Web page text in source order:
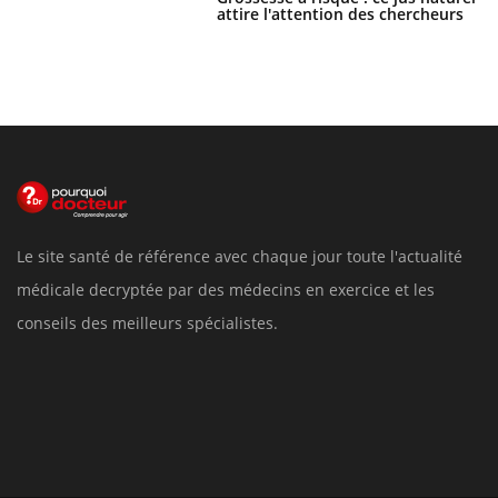
attire l'attention des chercheurs
Le site santé de référence avec chaque jour toute l'actualité
médicale decryptée par des médecins en exercice et les
conseils des meilleurs spécialistes.